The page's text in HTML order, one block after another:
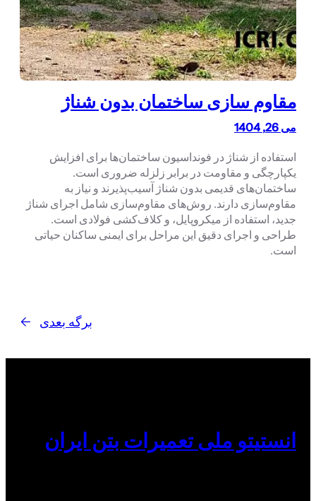
مقاوم سازی ساختمان بدون شناژ
می 26, 1404
استفاده از شناژ در فونداسیون ساختمان‌ها برای افزایش
یکپارچگی و مقاومت در برابر زلزله ضروری است.
ساختمان‌های قدیمی بدون شناژ آسیب‌پذیرند و نیاز به
مقاوم‌سازی دارند. روش‌های مقاوم‌سازی شامل اجرای شناژ
جدید، استفاده از میکروپایل، و کلاف‌کشی فولادی است.
طراحی و اجرای دقیق این مراحل برای ایمنی ساکنان حیاتی
است.
برگه بعدی →
انستیتو ملی تعمیرات بتن ایران